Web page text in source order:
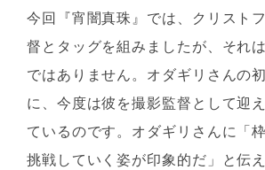
今回『宵闇真珠』では、クリスト
督とタッグを組みましたが、それ
ではありません。オダギリさんの
に、今度は彼を撮影監督として迎
ているのです。オダギリさんに「
挑戦していく姿が印象的だ」と伝